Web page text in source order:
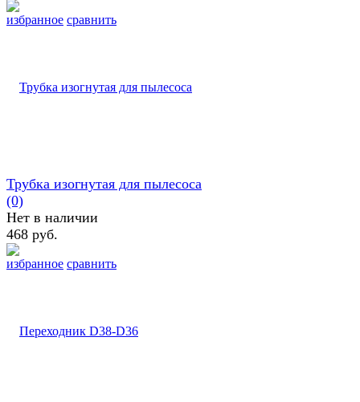
избранное сравнить
избранное сравнить
Трубка изогнутая для пылесоса
(0)
Нет в наличии
468 руб.